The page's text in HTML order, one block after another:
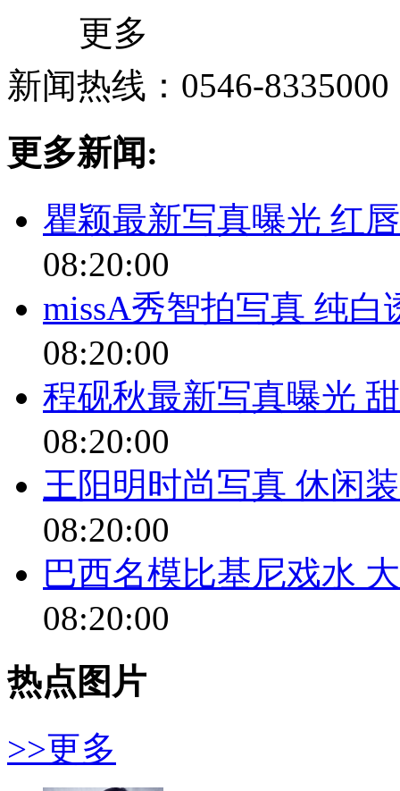
更多
新闻热线：0546-8335000
更多新闻:
瞿颖最新写真曝光 红
08:20:00
missA秀智拍写真 纯白
08:20:00
程砚秋最新写真曝光
08:20:00
王阳明时尚写真 休闲
08:20:00
巴西名模比基尼戏水
08:20:00
热点图片
>>更多